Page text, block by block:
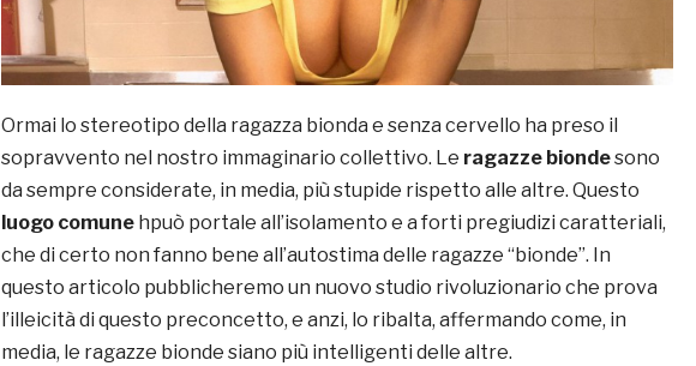
Ormai lo stereotipo della ragazza bionda e senza cervello ha preso il
sopravvento nel nostro immaginario collettivo. Le ragazze biondesono
da sempre considerate, in media, più stupide rispetto alle altre. Questo
luogo comune hpuò portale all’isolamento e a forti pregiudizi caratteriali,
che di certo non fanno bene all’autostima delle ragazze “bionde”. In
questo articolo pubblicheremo un nuovo studio rivoluzionario che prova
l’illeicità di questo preconcetto, e anzi, lo ribalta, affermando come, in
media, le ragazze bionde siano più intelligenti delle altre.